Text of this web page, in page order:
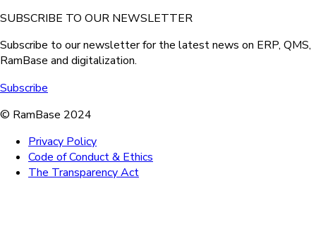
SUBSCRIBE TO OUR NEWSLETTER
Subscribe to our newsletter for the latest news on ERP, QMS,
RamBase and digitalization.
Subscribe
© RamBase 2024
Privacy Policy
Code of Conduct & Ethics
The Transparency Act